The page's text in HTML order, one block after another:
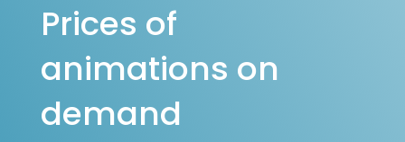
Prices of
animations on
demand